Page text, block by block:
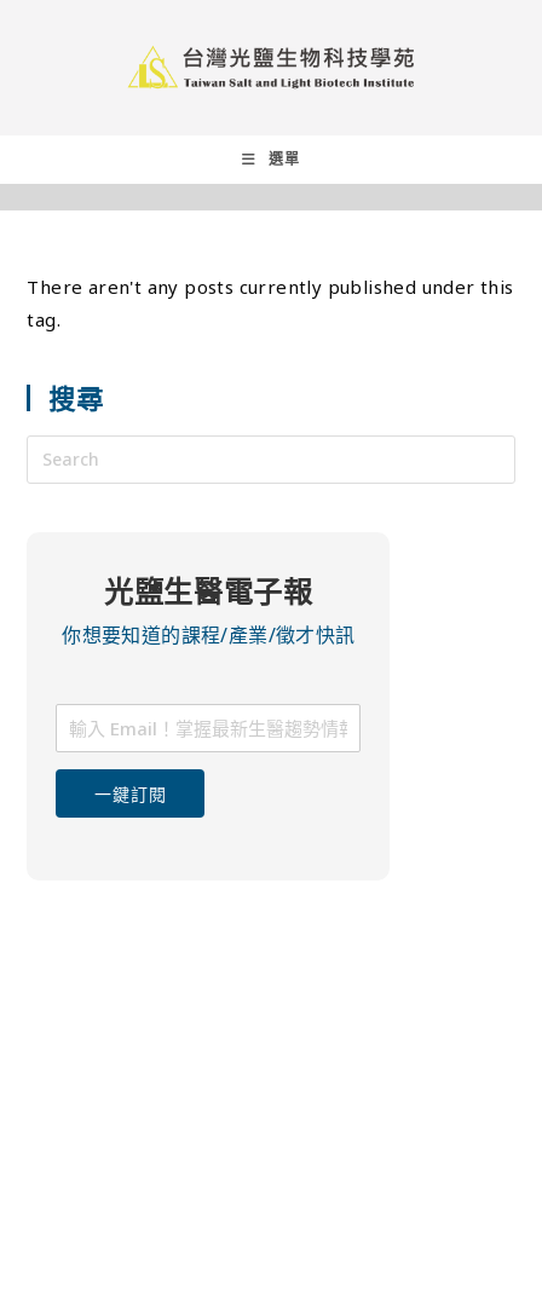
選單
There aren't any posts currently published under this
tag.
搜尋
光鹽生醫電子報
你想要知道的課程/產業/徵才快訊
一鍵訂閱